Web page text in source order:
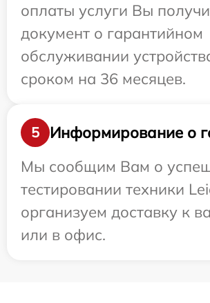
оплаты услуги Вы
документ о гарантийном
обслуживании
сроком на 36 месяцев.
5
Информирование о
Мы сообщим Вам о
тестировании техники
организуем доставку к
или в офис.